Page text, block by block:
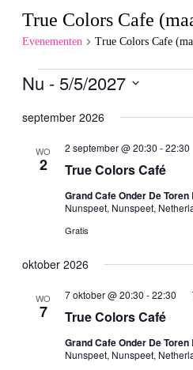
True Colors Cafe
Evenementen True Colors Cafe
Nu - 5/5/2027
een
september 2026
WO
2 True Colors Café
2 september @ 20:30 -22:30
Grand Cafe Onder De Toren
Nunspeet, Nunspeet,
Gratis
oktober 2026
WO
7 True Colors Café
7 oktober @ 20:30 -22:30
Grand Cafe Onder De Toren
Nunspeet, Nunspeet,